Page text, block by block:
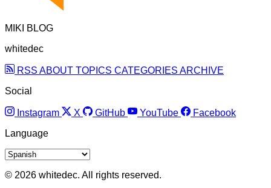
MIKI BLOG
whitedec
RSS ABOUT TOPICS CATEGORIES ARCHIVE
Social
Instagram X GitHub YouTube
Facebook
Language
© 2026 whitedec. All rights reserved.